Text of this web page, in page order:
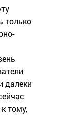
только
далеки
тому,